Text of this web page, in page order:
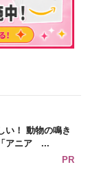
い！ 動物の鳴き
アニア ...
PR